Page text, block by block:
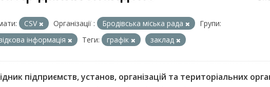
CSV Організації : Бродівська міська рада
Групи:
інформація
Теги: графік заклад
підприємств, установ, організацій та територіальних